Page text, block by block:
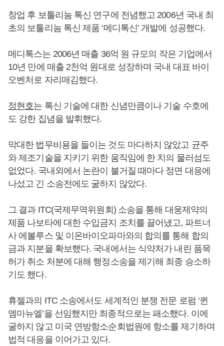
창업 후 보툴리눔 톡신 연구에 전념했고 2006년 국내 최
초의 보툴리눔 톡신 제품 ‘메디톡신’ 개발에 성공했다.
메디톡스는 2006년 매출 36억 원 규모의 작은 기업에서
10년 만에 매출 2천억 원대로 성장하며 국내 대표 바이
오벤처로 자리매김했다.
정현호는 톡신 기술에 대한 신념만큼이나 기술 수호에
도 강한 집념을 발휘했다.
막대한 법무비용을 들이는 것도 마다하지 않았고 균주
와 제조기술을 지키기 위한 움직임에 한 치의 물러섬도
없었다. 국내외에서 논란이 불거질 때마다 정면 대응에
나섰고 긴 소송전에도 굴하지 않았다.
그 결과 ITC(국제무역위원회) 소송을 통해 대웅제약의
제품 나보타에 대한 수입금지 조치를 끌어냈고, 파트너
사 에볼루스 및 이온바이오파마와의 합의를 통해 합의
금과 지분을 확보했다. 국내에서는 식약처가 내린 품목
허가 취소 처분에 대해 행정소송을 제기해 최종 승소하
기도 했다.
휴젤과의 ITC 소송에서도 세계적인 분쟁 전문 로펌 ‘퀸
엠마뉴엘’을 선임했지만 최종적으로는 패소했다. 이에
굴하지 않고 미국 연방항소순회법원에 항소를 제기하며
법적 대응을 이어가고 있다.